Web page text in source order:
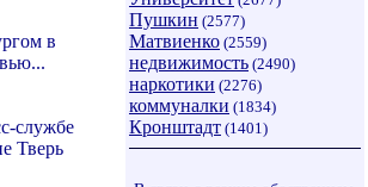
Пушкин (2577)
Матвиенко (2559)
недвижимость (2490)
наркотики (2276)
коммуналки (1834)
Кронштадт (1401)
в
службе
Тверь